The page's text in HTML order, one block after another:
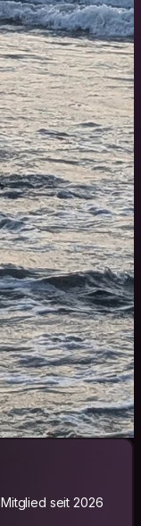
Mitglied seit 2026